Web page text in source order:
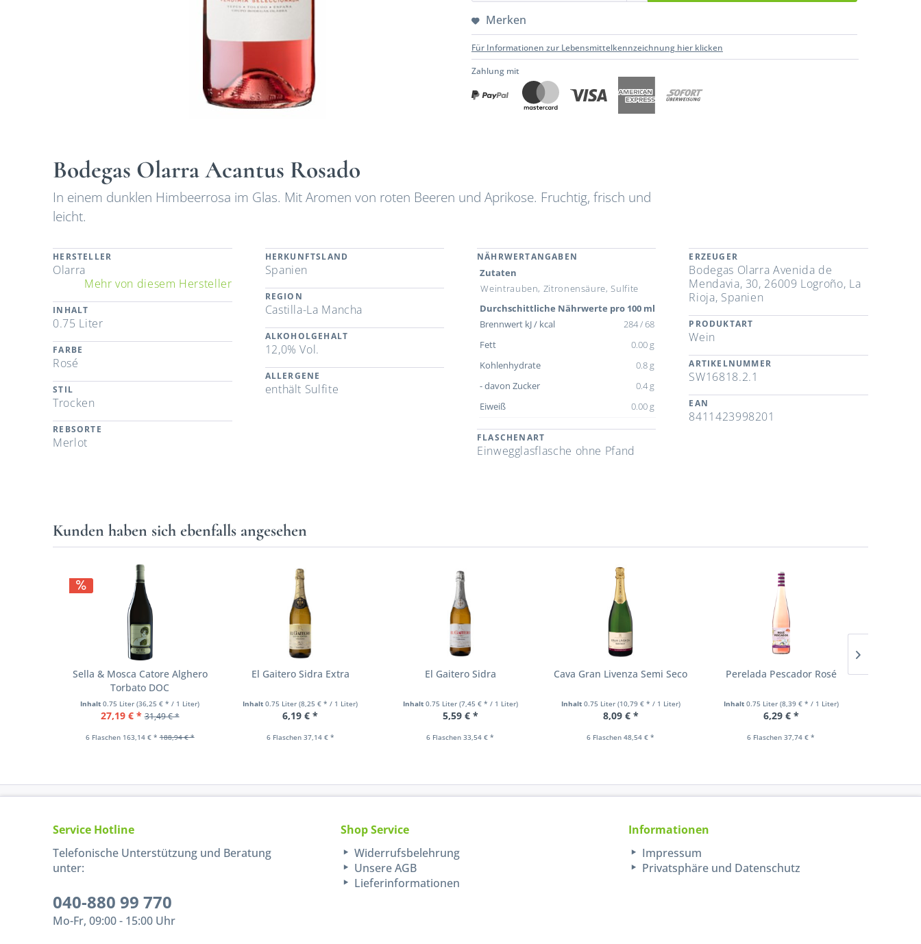
Merken
Für Informationen zur Lebensmittelkennzeichnung hier klicken
Zahlung mit
Bodegas Olarra Acantus Rosado
In einem dunklen Himbeerrosa im Glas. Mit Aromen von roten Beeren und Aprikose. Fruchtig, frisch und
leicht.
HERSTELLER
Olarra
Mehr von diesem Hersteller
INHALT
0.75 Liter
FARBE
Rosé
STIL
Trocken
REBSORTE
Merlot
HERKUNFTSLAND
Spanien
REGION
Castilla-La Mancha
ALKOHOLGEHALT
12,0% Vol.
ALLERGENE
enthält Sulfite
NÄHRWERTANGABEN
Zutaten
Weintrauben, Zitronensäure, Sulfite
Durchschittliche Nährwerte pro 100 ml
Brennwert kJ / kcal
284 / 68
Fett
0.00 g
Kohlenhydrate
0.8 g
- davon Zucker
0.4 g
Eiweiß
0.00 g
FLASCHENART
Einwegglasflasche ohne Pfand
ERZEUGER
Bodegas Olarra Avenida de
Mendavia, 30, 26009 Logroño, La
Rioja, Spanien
PRODUKTART
Wein
ARTIKELNUMMER
SW16818.2.1
EAN
8411423998201
Kunden haben sich ebenfalls angesehen
Sella & Mosca Catore Alghero
Torbato DOC
Inhalt0.75 Liter(36,25 € * / 1 Liter)
27,19 € * 31,49 € *
6 Flaschen 163,14 € * 188,94 € *
El Gaitero Sidra Extra
Inhalt0.75 Liter(8,25 € * / 1 Liter)
6,19 € *
6 Flaschen 37,14 € *
El Gaitero Sidra
Inhalt 0.75 Liter (7,45 € * / 1 Liter)
5,59 € *
6 Flaschen 33,54 € *
Cava Gran Livenza Semi Seco
Inhalt 0.75 Liter (10,79 € * / 1 Liter)
8,09 € *
6 Flaschen 48,54 € *
Perelada Pescador Rosé
Inhalt 0.75 Liter (8,39 € * / 1 Liter)
6,29 € *
6 Flaschen 37,74 € *
Service Hotline
Telefonische Unterstützung und Beratung
unter:
040-880 99 770
Mo-Fr, 09:00 - 15:00 Uhr
Shop Service
Widerrufsbelehrung
Unsere AGB
Lieferinformationen
Informationen
Impressum
Privatsphäre und Datenschutz